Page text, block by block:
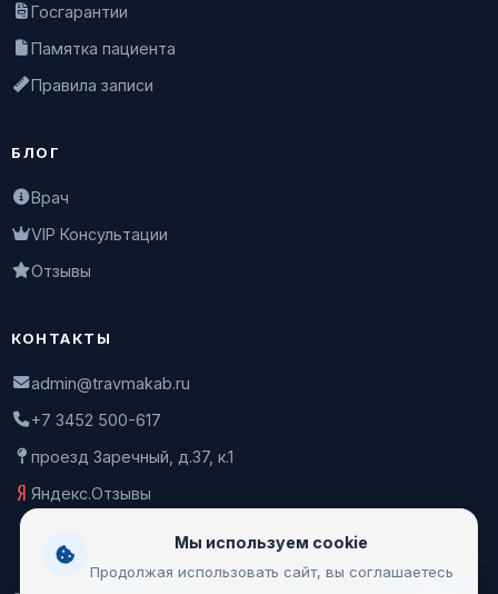
Госгарантии
Памятка пациента
Правила записи
БЛОГ
Врач
VIP Консультации
Отзывы
КОНТАКТЫ
admin@travmakab.ru
+7 3452 500-617
проезд Заречный, д.37, к.1
Яндекс.Отзывы
Мы используем cookie
Продолжая использовать сайт, вы соглашаетесь